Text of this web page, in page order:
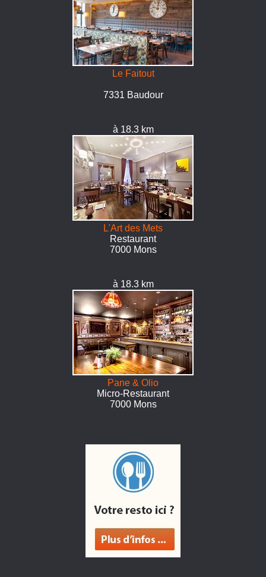
Le Faitout
7331 Baudour
à 18.3 km
L'Art des Mets
Restaurant
7000 Mons
à 18.3 km
Pane & Olio
Micro-Restaurant
7000 Mons